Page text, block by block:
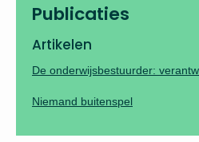
Publicaties
Artikelen
De onderwijsbestuurder:
Niemand buitenspel